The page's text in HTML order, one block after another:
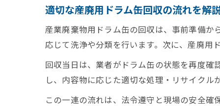
適切な産廃用ドラム缶回収の流れを解
産業廃棄物用ドラム缶の回収は、事前準備か
応じて洗浄や分類を行います。次に、産廃用
回収当日は、業者がドラム缶の状態を再度
し、内容物に応じた適切な処理・リサイクル
この一連の流れは、法令遵守と現場の安全